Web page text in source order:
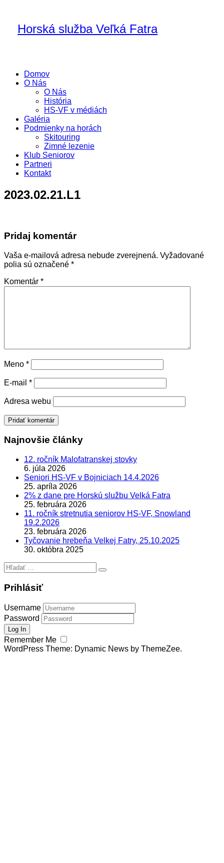
Horská služba Veľká Fatra
Domov
O Nás
O Nás
História
HS-VF v médiách
Galéria
Podmienky na horách
Skitouring
Zimné lezenie
Klub Seniorov
Partneri
Kontakt
2023.02.21.L1
Pridaj komentár
Vaša e-mailová adresa nebude zverejnená. Vyžadované
polia sú označené *
Komentár *
Meno *
E-mail *
Adresa webu
Najnovšie články
12. ročník Malofatranskej stovky
6. júla 2026
Seniori HS-VF v Bojniciach 14.4.2026
25. apríla 2026
2% z dane pre Horskú službu Velká Fatra
25. februára 2026
11. ročník stretnutia seniorov HS-VF, Snowland
19.2.2026
23. februára 2026
Tyčovanie hrebeňa Velkej Fatry, 25.10.2025
30. októbra 2025
Hľadať:
Prihlásiť
Username
Password
Remember Me
WordPress Theme: Dynamic News by ThemeZee.